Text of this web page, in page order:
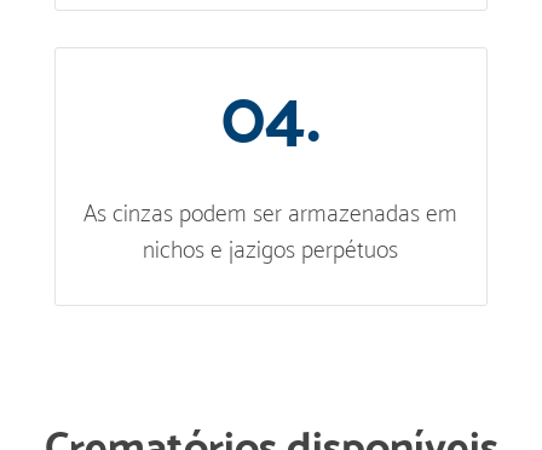
04.
As cinzas podem ser armazenadas em
nichos e jazigos perpétuos